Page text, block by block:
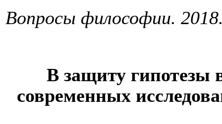
Вопросы философии.
В защиту гипотезы
современных